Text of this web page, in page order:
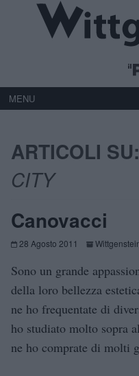
MENU
ARTICOLI SU:
CITY
Canovacci
28 Agosto 2011
Sono un grande
della loro bellezza
ne ho frequentate di
ho studiato molto sopra
ne ho comprate di molti